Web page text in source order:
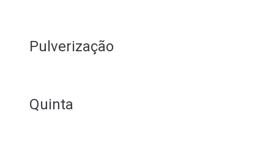
Pulverização
Quinta